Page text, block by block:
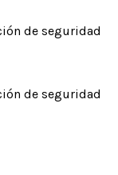
de seguridad
de seguridad